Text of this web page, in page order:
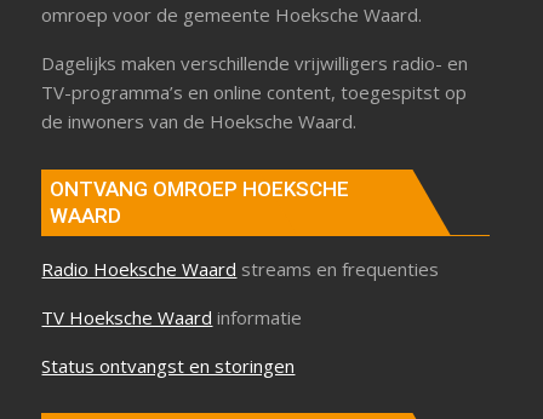
omroep voor de gemeente Hoeksche Waard.
Dagelijks maken verschillende vrijwilligers radio- en
TV-programma’s en online content, toegespitst op
de inwoners van de Hoeksche Waard.
ONTVANG OMROEP HOEKSCHE
WAARD
Radio Hoeksche Waard streams en frequenties
TV Hoeksche Waard informatie
Status ontvangst en storingen